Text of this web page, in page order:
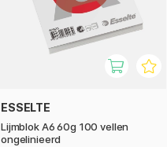
ESSELTE
Lijmblok A6 60g 100 vellen
ongelinieerd